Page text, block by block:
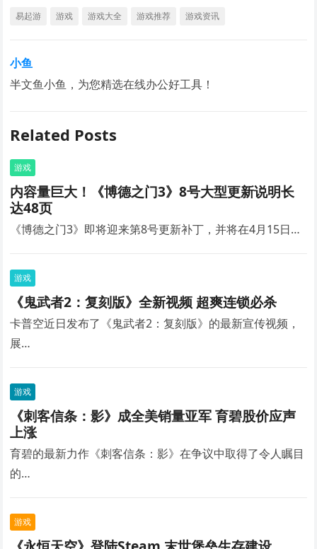
易起游 游戏 游戏大全 游戏推荐 游戏资讯
小鱼
半文鱼小鱼，为您精选在线办公好工具！
Related Posts
游戏
内容量巨大！《博德之门3》8号大型更新说明长
达48页
《博德之门3》即将迎来第8号更新补丁，并将在4月15日…
游戏
《鬼武者2：复刻版》全新视频 超爽连锁必杀
卡普空近日发布了《鬼武者2：复刻版》的最新宣传视频，
展…
游戏
《刺客信条：影》成全美销量亚军 育碧股价应声
上涨
育碧的最新力作《刺客信条：影》在争议中取得了令人瞩目
的…
游戏